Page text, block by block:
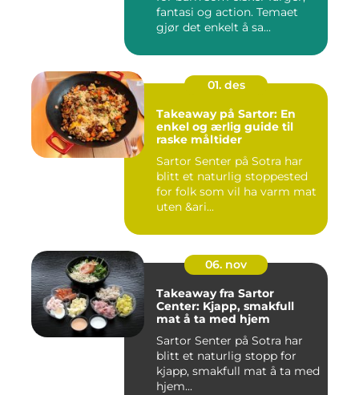
fantasi og action. Temaet
gjør det enkelt å sa...
01. des
Takeaway på Sartor: En
enkel og ærlig guide til
raske måltider
Sartor Senter på Sotra har
blitt et naturlig stoppested
for folk som vil ha varm mat
uten &ari...
06. nov
Takeaway fra Sartor
Center: Kjapp, smakfull
mat å ta med hjem
Sartor Senter på Sotra har
blitt et naturlig stopp for
kjapp, smakfull mat å ta med
hjem...